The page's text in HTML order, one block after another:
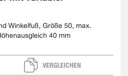
Winkelfuß, Größe 50, max.
40 mm
VERGLEICHEN